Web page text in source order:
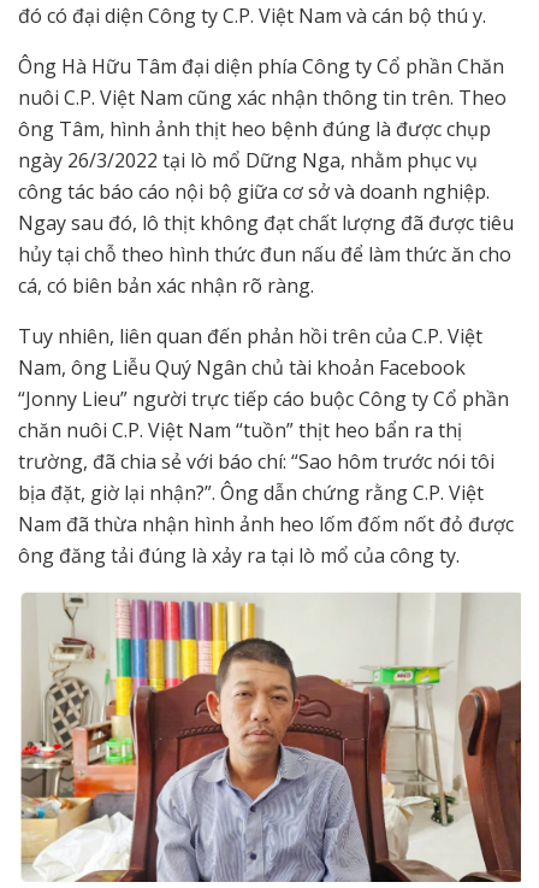
đó có đại diện Công ty C.P. Việt Nam và cán bộ thú y.
Ông Hà Hữu Tâm đại diện phía Công ty Cổ phần Chăn
nuôi C.P. Việt Nam cũng xác nhận thông tin trên. Theo
ông Tâm, hình ảnh thịt heo bệnh đúng là được chụp
ngày 26/3/2022 tại lò mổ Dững Nga, nhằm phục vụ
công tác báo cáo nội bộ giữa cơ sở và doanh nghiệp.
Ngay sau đó, lô thịt không đạt chất lượng đã được tiêu
hủy tại chỗ theo hình thức đun nấu để làm thức ăn cho
cá, có biên bản xác nhận rõ ràng.
Tuy nhiên, liên quan đến phản hồi trên của C.P. Việt
Nam, ông Liễu Quý Ngân chủ tài khoản Facebook
“Jonny Lieu” người trực tiếp cáo buộc Công ty Cổ phần
chăn nuôi C.P. Việt Nam “tuồn” thịt heo bẩn ra thị
trường, đã chia sẻ với báo chí: “Sao hôm trước nói tôi
bịa đặt, giờ lại nhận?”. Ông dẫn chứng rằng C.P. Việt
Nam đã thừa nhận hình ảnh heo lốm đốm nốt đỏ được
ông đăng tải đúng là xảy ra tại lò mổ của công ty.